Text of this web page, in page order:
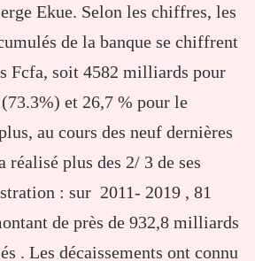
Ekue. Selon les chiffres, les
de la banque se chiffrent
Fcfa, soit 4582 milliards pour
et 26,7 % pour le
au cours des neuf dernières
réalisé plus des 2/ 3 de ses
: sur 2011- 2019 , 81
de près de 932,8 milliards
. Les décaissements ont connu